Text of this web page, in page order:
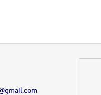
gmail.com